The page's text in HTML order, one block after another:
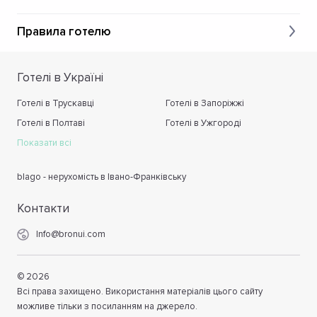
Сезон A: 183€ / 174€
🟡 FAMILY SUITE (2+1) – Сімейний люкс (2+1) (34 м²)
Сезон A: 195€ / 186€
Сезон B: 212€ / 203€
🟡 SUITE – French window – Люкс (французьке вікно) (54
м²)
Сезон B: 252€ / 240€
🟡 SUITE COMFORT / SUPERIOR – Люкс Комфорт /
Сезон A: 296€ / 282€
🟡 SUITE DELUXE – Люкс Делюкс (58–67 м²)
Сезон A: 389€ / 371€
Сезон B: 436€ / 416€
Правила готелю
Готелі в Україні
Готелі в Трускавці
Готелі в Запоріжжі
Готелі в Полтаві
Готелі в Ужгороді
Показати всі
blago - нерухомість в Івано-Франківську
Контакти
Info@bronui.com
© 2026
Всі права захищено. Використання матеріалів цього сайту
можливе тільки з посиланням на джерело.